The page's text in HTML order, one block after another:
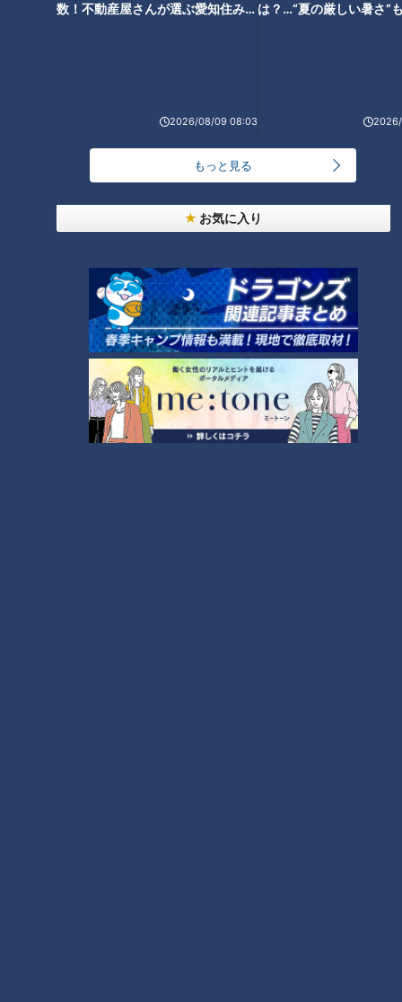
数！不動産屋さんが選ぶ愛知住みた
2026/08/09 08:03
は？…“夏の厳しい暑さ”
もっと見る
お気に入り
鳥飼さんと遠山さんが演じる「藤下がり」は、藤の花のように
最大の見せ場は、丸太に足の甲だけをひっかけて連続３回も体
は別の技でした。
（「梯子獅子」の「藤下がり」を演じる鳥飼高士さん）
「『藤下がり』のジャンプ。まだタイミングが合っていない。
（練習で）一度も成功していない」
３回ジャンプをして、最後の着地はあえて足を滑らせ、観客を
驚かせる技。足場は細い丸太で獅子の幕で視界も悪く、腰を落